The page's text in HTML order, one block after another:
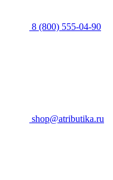
8 (800) 555-04-90
shop@atributika.ru